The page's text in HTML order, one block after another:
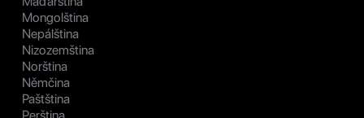
Mongolština
Nepálština
Nizozemština
Norština
Němčina
Paštština